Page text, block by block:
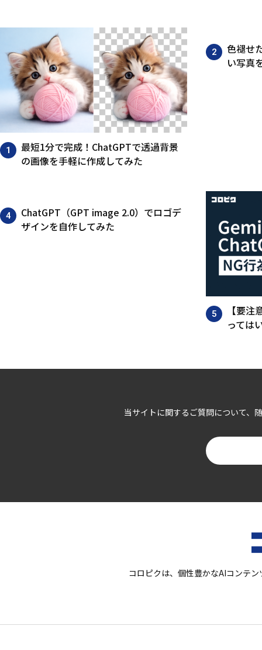
最短1分で完成！ChatGPTで透過背景
の画像を手軽に作成してみた
色褪せ
い写真
ChatGPT（GPT image 2.0）でロゴデ
ザインを自作してみた
【要
っては
当サイトに関するご質問について、
コロピクは、個性豊かなAIコンテ